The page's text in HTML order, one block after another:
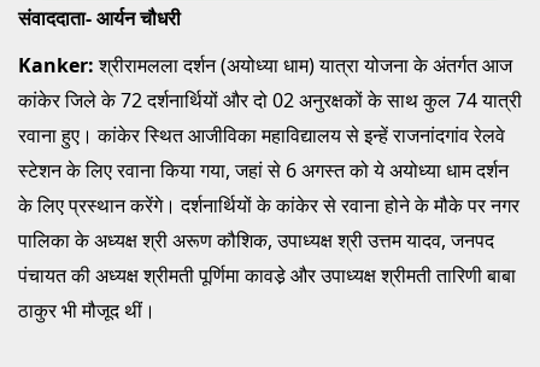
संवाददाता- आर्यन चौधरी
Kanker:श्रीरामलला दर्शन (अयोध्या धाम) यात्रा योजना के अंतर्गत आज
कांकेर जिले के 72 दर्शनार्थियों और दो 02 अनुरक्षकों के साथ कुल 74 यात्री
रवाना हुए। कांकेर स्थित आजीविका महाविद्यालय से इन्हें राजनांदगांव रेलवे
स्टेशन के लिए रवाना किया गया, जहां से 6 अगस्त को ये अयोध्या धाम दर्शन
के लिए प्रस्थान करेंगे। दर्शनार्थियों के कांकेर से रवाना होने के मौके पर नगर
पालिका के अध्यक्ष श्री अरूण कौशिक, उपाध्यक्ष श्री उत्तम यादव, जनपद
पंचायत की अध्यक्ष श्रीमती पूर्णिमा कावडे़ और उपाध्यक्ष श्रीमती तारिणी बाबा
ठाकुर भी मौजूद थीं।